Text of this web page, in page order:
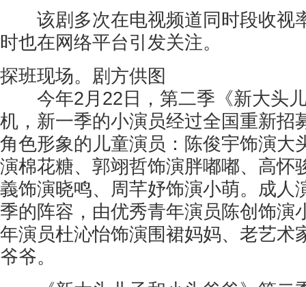
该剧多次在电视频道同时段收视
时也在网络平台引发关注。
探班现场。剧方供图
今年2月22日，第二季《新大头儿
机，新一季的小演员经过全国重新招
角色形象的儿童演员：陈俊宇饰演大
演棉花糖、郭翊哲饰演胖嘟嘟、高怀
義饰演晓鸣、周芊妤饰演小萌。成人
季的阵容，由优秀青年演员陈创饰演
年演员杜沁怡饰演围裙妈妈、老艺术
爷爷。